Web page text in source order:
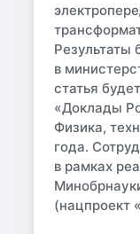
Результаты
в
статья
«Доклады
Физика,
года.
в рамках
(нацпроект